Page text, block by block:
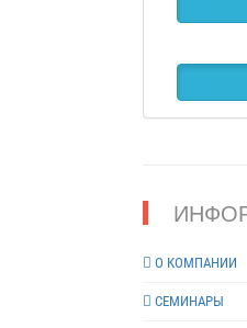
О КОМПАНИИ
СЕМИНАРЫ